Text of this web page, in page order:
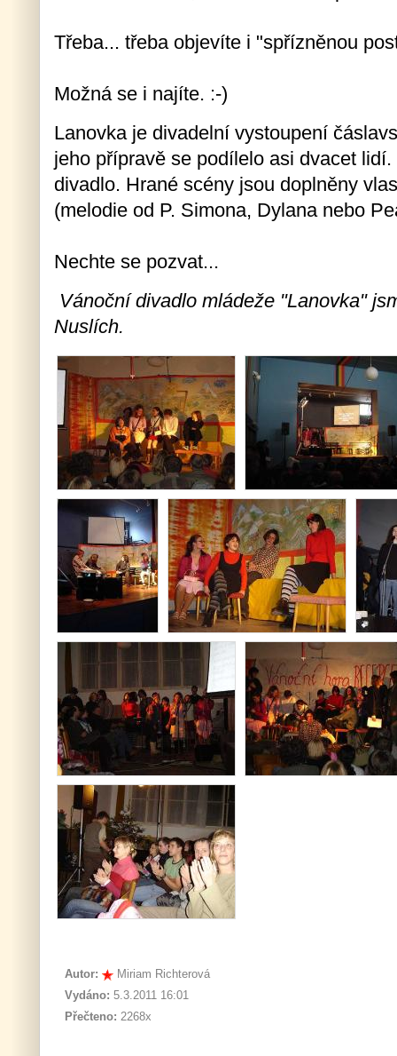
Třeba... třeba objevíte i "spřízněnou
Možná se i najíte. :-)
Lanovka je divadelní vystoupení
jeho přípravě se podílelo asi dvacet
divadlo. Hrané scény jsou doplněny
(melodie od P. Simona, Dylana nebo
Nechte se pozvat...
Vánoční divadlo mládeže "Lanovka"
Nuslích.
Autor:
Miriam Richterová
Vydáno: 5.3.2011 16:01
Přečteno: 2268x